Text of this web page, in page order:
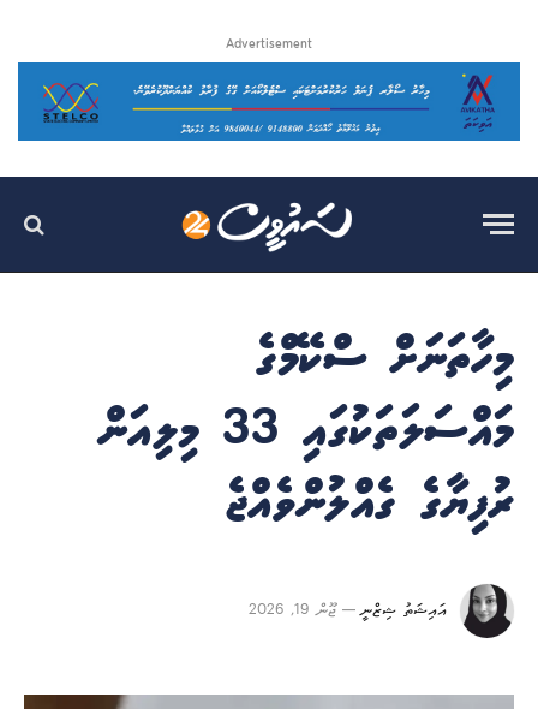
Advertisement
މިހާތަނަށް ސްކޭމްގެ
މައްސަލަތަކުގައި 33 މިލިއަން
ރުފިޔާގެ ގެއްލުންވެއްޖެ
އައިޝަތު ޝިޒްނީ ޖޫން 19, 2026